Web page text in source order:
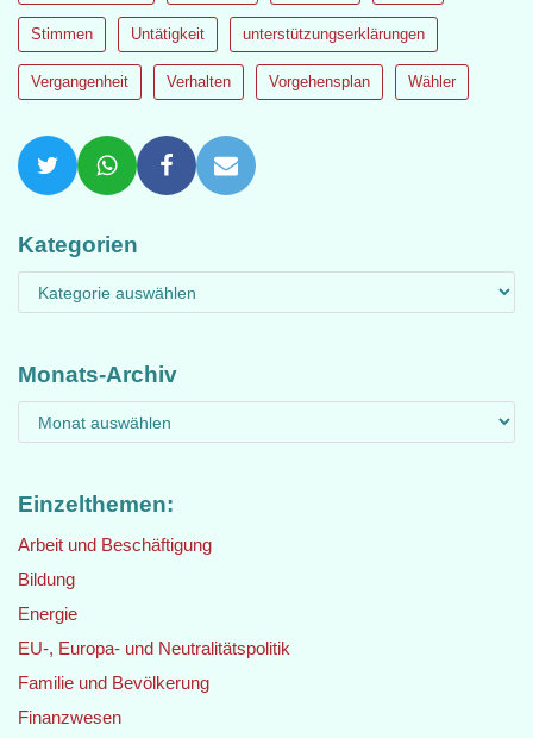
Stimmen Untätigkeit unterstützungserklärungen
Vergangenheit Verhalten Vorgehensplan Wähler
Kategorien
Monats-Archiv
Einzelthemen:
Arbeit und Beschäftigung
Bildung
Energie
EU-, Europa- und Neutralitätspolitik
Familie und Bevölkerung
Finanzwesen